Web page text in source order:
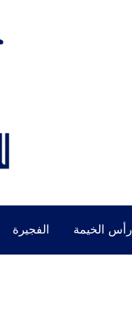
رأس الخيمة الفجيرة